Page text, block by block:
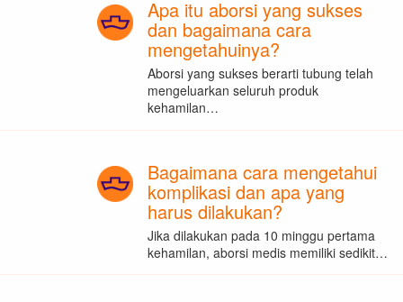
Apa itu aborsi yang sukses
dan bagaimana cara
mengetahuinya?
Aborsi yang sukses berarti tubung telah
mengeluarkan seluruh produk
kehamilan…
Bagaimana cara mengetahui
komplikasi dan apa yang
harus dilakukan?
Jika dilakukan pada 10 minggu pertama
kehamilan, aborsi medis memiliki sedikit…